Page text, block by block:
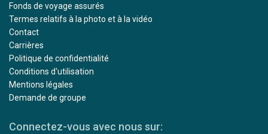
Fonds de voyage assurés
Termes relatifs à la photo et à la vidéo
Contact
Carrières
Politique de confidentialité
Conditions d'utilisation
Mentions légales
Demande de groupe
Connectez-vous avec nous sur: